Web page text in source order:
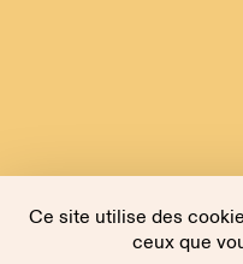
Ce site utilise des
ceux que